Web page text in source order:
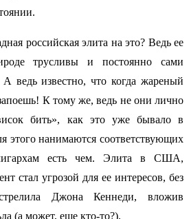
российская элита на это? Ведь ее
трусливы и постоянно сами
ведь известно, что когда жареный
К тому же, ведь не они лично
бить», как это уже бывало в
этого нанимаются соответствующих
есть чем. Элита в США,
стал угрозой для ее интересов, без
Джона Кеннеди, вложив
(а может, еще кто-то?).